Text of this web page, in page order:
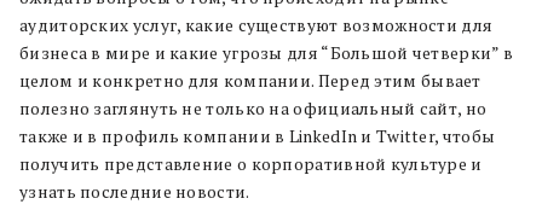
аудиторских услуг, какие существуют возможности для
бизнеса в мире и какие угрозы для “Большой четверки” в
целом и конкретно для компании. Перед этим бывает
полезно заглянуть не только на официальный сайт, но
также и в профиль компании в LinkedIn и Twitter, чтобы
получить представление о корпоративной культуре и
узнать последние новости.